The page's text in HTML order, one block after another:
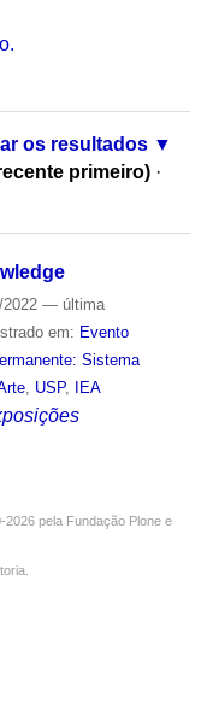
os resultados
primeiro) ·
— última
em: Evento
Sistema
, USP, IEA
2026 pela Fundação Plone e